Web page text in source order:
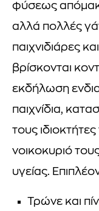
φύσεως
αλλά πολλές
παιχνιδιάρες
βρίσκονται
εκδήλωση
παιχνίδια,
τους
νοικοκυριό
υγείας.
Τρώνε και